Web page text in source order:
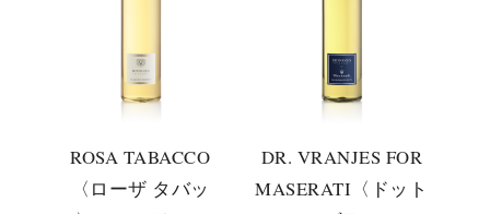
ROSA TABACCO
〈ローザ タバッ
DR. VRANJES FOR
MASERATI〈ドット